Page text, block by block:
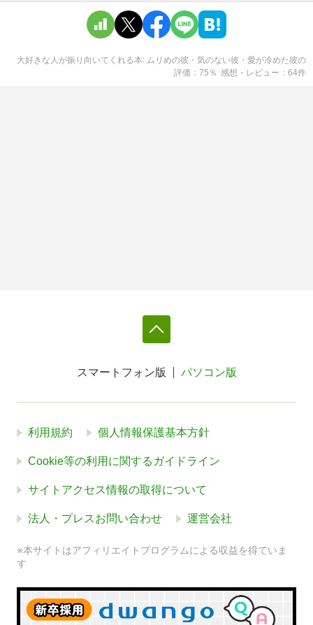
大好きな人が振り向いてくれる本: ムリめの彼・気のない彼・愛が冷めた彼 の
評価
感想・レビュー 件
スマートフォン版 パソコン版
利用規約 個人情報保護基本方針
Cookie等の利用に関するガイドライン
サイトアクセス情報の取得について
法人・プレスお問い合わせ 運営会社
※本サイトはアフィリエイトプログラムによる収益を得ていま
す